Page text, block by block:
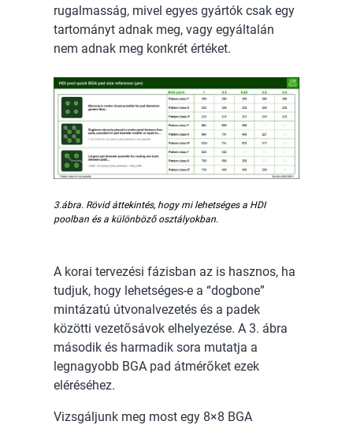
rugalmasság, mivel egyes gyártók csak egy
tartományt adnak meg, vagy egyáltalán
nem adnak meg konkrét értéket.
3.ábra. Rövid áttekintés, hogy mi lehetséges a HDI
poolban és a különböző osztályokban.
A korai tervezési fázisban az is hasznos, ha
tudjuk, hogy lehetséges-e a “dogbone”
mintázatú útvonalvezetés és a padek
közötti vezetősávok elhelyezése. A 3. ábra
második és harmadik sora mutatja a
legnagyobb BGA pad átmérőket ezek
eléréséhez.
Vizsgáljunk meg most egy 8×8 BGA